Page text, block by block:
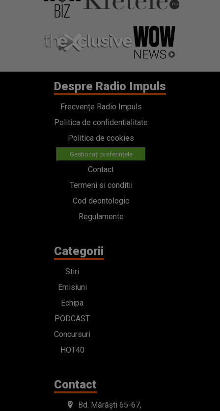
Despre Radio Impuls
Frecvențe Radio Impuls
Politica de confidentialitate
Politica de cookies
Gestionați preferințele
Contact
Termeni si conditii
Cod deontologic
Regulamente
Categorii
Stiri
Emisiuni
Echipa
PODCAST
Concursuri
HOT40
Contact
Bd. Mărăști 65-67,